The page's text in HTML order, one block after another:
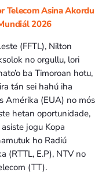
Telecom Asina Akordu
2026
(FFTL), Nilton
no orgullu, lori
ba Timoroan hotu,
tán sei hahú iha
Amérika (EUA) no mós
hetan oportunidade,
jogu Kopa
ho Radiú
(RTTL, E.P), NTV no
(TT).